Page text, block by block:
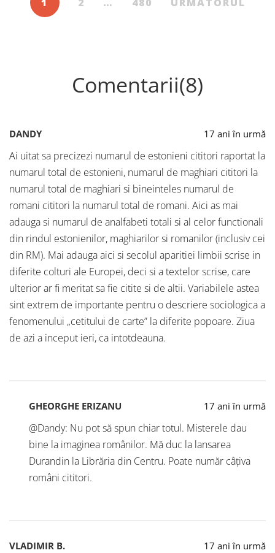
Comentarii(8)
DANDY 17 ani în urmă
Ai uitat sa precizezi numarul de estonieni cititori raportat la
numarul total de estonieni, numarul de maghiari cititori la
numarul total de maghiari si bineinteles numarul de
romani cititori la numarul total de romani. Aici as mai
adauga si numarul de analfabeti totali si al celor functionali
din rindul estonienilor, maghiarilor si romanilor (inclusiv cei
din RM). Mai adauga aici si secolul aparitiei limbii scrise in
diferite colturi ale Europei, deci si a textelor scrise, care
ulterior ar fi meritat sa fie citite si de altii. Variabilele astea
sint extrem de importante pentru o descriere sociologica a
fenomenului „cetitului de carte” la diferite popoare. Ziua
de azi a inceput ieri, ca intotdeauna.
GHEORGHE ERIZANU 17 ani în urmă
@Dandy: Nu pot să spun chiar totul. Misterele dau
bine la imaginea românilor. Mă duc la lansarea
Durandin la Librăria din Centru. Poate număr câțiva
români cititori.
VLADIMIR B. 17 ani în urmă